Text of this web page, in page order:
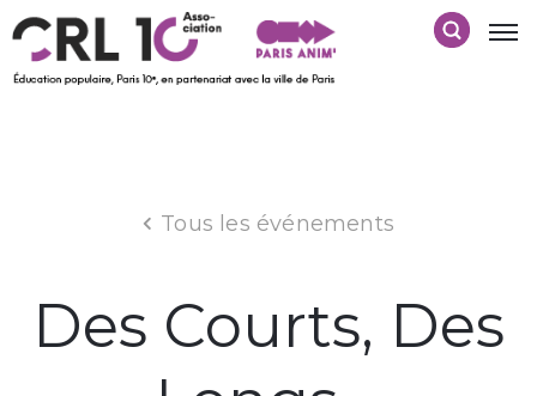
Tous les événements
Des Courts, Des